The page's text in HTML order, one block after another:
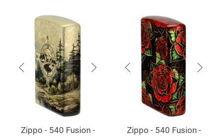
Zippo - 540 Fusion -
Zippo - 540 Fusion -